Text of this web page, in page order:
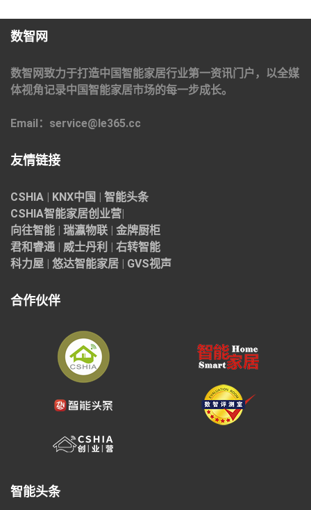
数智网
数智网致力于打造中国智能家居行业第一资讯门户，以全媒
体视角记录中国智能家居市场的每一步成长。
Email：service@le365.cc
友情链接
CSHIA KNX中国
智能头条
CSHIA智能家居创业营
向往智能
瑞瀛物联
金牌厨柜
君和睿通
威士丹利
右转智能
科力屋
悠达智能家居 GVS视声
合作伙伴
智能头条